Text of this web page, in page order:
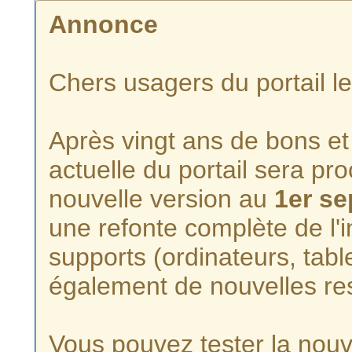
Annonce
Chers usagers du portail
Après vingt ans de bons
actuelle du portail sera
nouvelle version au 1er
une refonte complète de
supports (ordinateurs,
également de nouvelles
Vous pouvez tester la